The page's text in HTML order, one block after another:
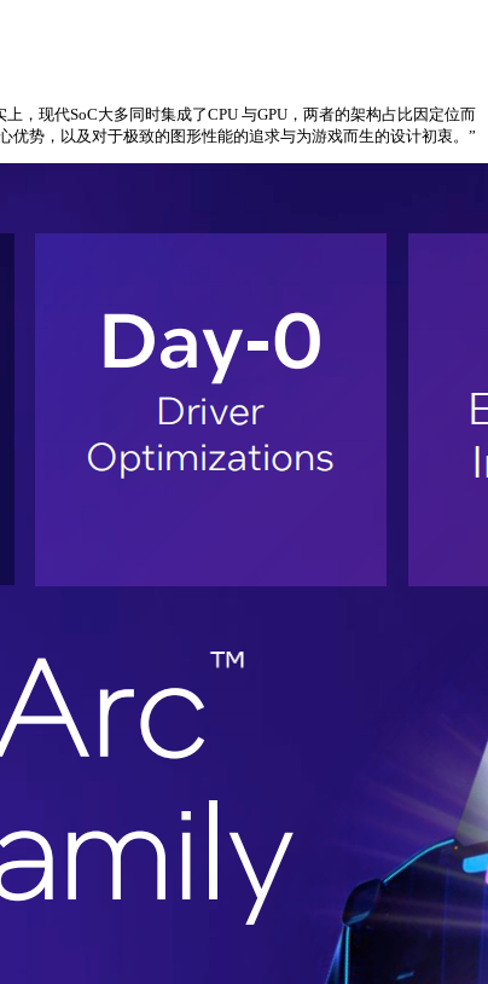
，现代SoC大多同时集成了CPU 与GPU，两者的架构占比因定位而
优势，以及对于极致的图形性能的追求与为游戏而生的设计初衷。”